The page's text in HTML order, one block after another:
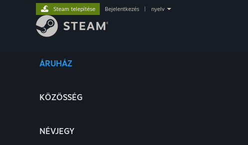
ÁRUHÁZ
KÖZÖSSÉG
NÉVJEGY
Steam telepítése Bejelentkezés nyelv